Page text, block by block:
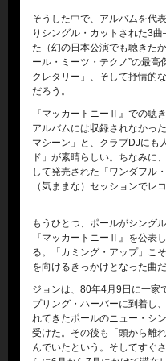
そうした中で、アルバムを代
りシングル・カットされた3
た（幻の日本公演でも聴きた
ール・ミーツ・テクノ”の最
クレタリー」、そして抒情的
だろう。
『マッカートニーⅡ』での聴
アルバムには収録されなかっ
マシーン」と、クラブDJにも
ド」が素晴らしい。ちなみに
して発売された「ワンダフル
（気ままな）セッションでレ
もうひとつ、ポールがシング
『マッカートニーⅡ』を公表
る。「カミング・アップ」こ
を向けるきっかけとなった曲だ
ジョンは、80年4月9日に一家
プリング・ハーバーに到着し
れてきたポールのニュー・シ
受けた。その後も「頭から離
んでいたという。そしてすぐ